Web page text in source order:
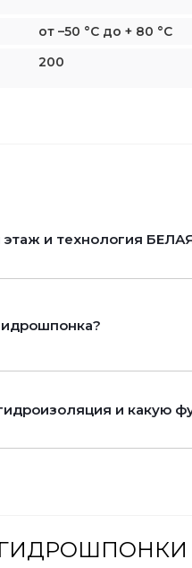
от –50 °С до + 80 °С
200
этаж и технология
и какую